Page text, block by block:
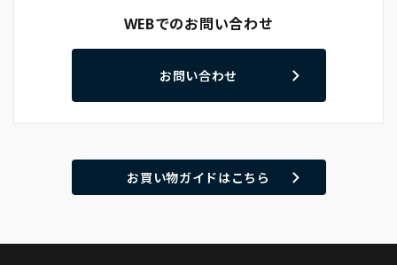
WEBでのお問い合わせ
お問い合わせ
お買い物ガイドはこちら